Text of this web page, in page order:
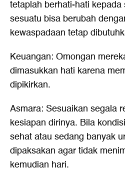
tetaplah berhati-hati
sesuatu bisa berubah
kewaspadaan tetap
Keuangan: Omongan
dimasukkan hati karena
dipikirkan.
Asmara: Sesuaikan segala
kesiapan dirinya. Bila
sehat atau sedang banyak
dipaksakan agar tidak
kemudian hari.